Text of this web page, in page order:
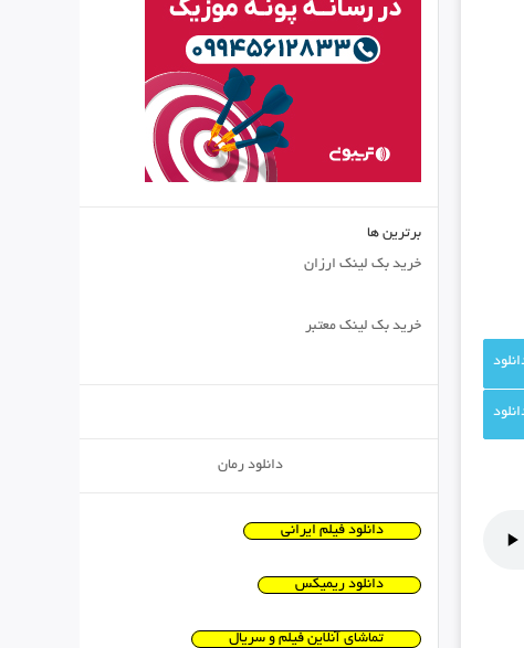
برترین ها
خرید بک لینک ارزان
خرید بک لینک معتبر
دانلود رمان
دانلود فیلم ایرانی
دانلود ریمیکس
تماشای آنلاین فیلم و سریال